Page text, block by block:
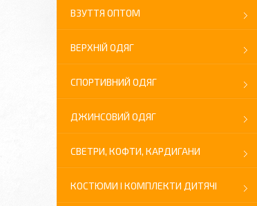
ВЗУТТЯ ОПТОМ
ВЕРХНІЙ ОДЯГ
СПОРТИВНИЙ ОДЯГ
ДЖИНСОВИЙ ОДЯГ
СВЕТРИ, КОФТИ, КАРДИГАНИ
КОСТЮМИ І КОМПЛЕКТИ ДИТЯЧІ